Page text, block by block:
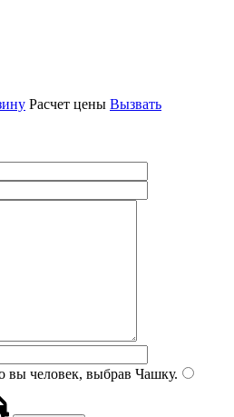
Расчет цены Вызвать
вы человек, выбрав Чашку.